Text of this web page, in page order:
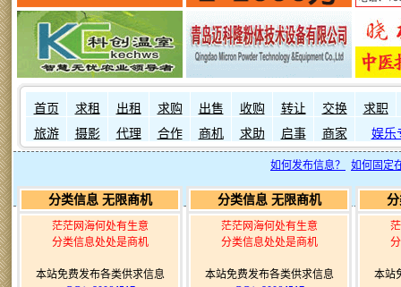
首页 求租 出租 求购 出售 收购 转让 交换
求职
旅游
摄影 代理 合作 商机 求助 启事 商家 娱乐
如何发布信息？ 如何固定
分类信息 无限商机
茫茫网海何处有生意
分类信息处处是商机
本站免费发布各类供求信息
分类信息 无限商机
茫茫网海何处有生意
分类信息处处是商机
本站免费发布各类供求信息
本站